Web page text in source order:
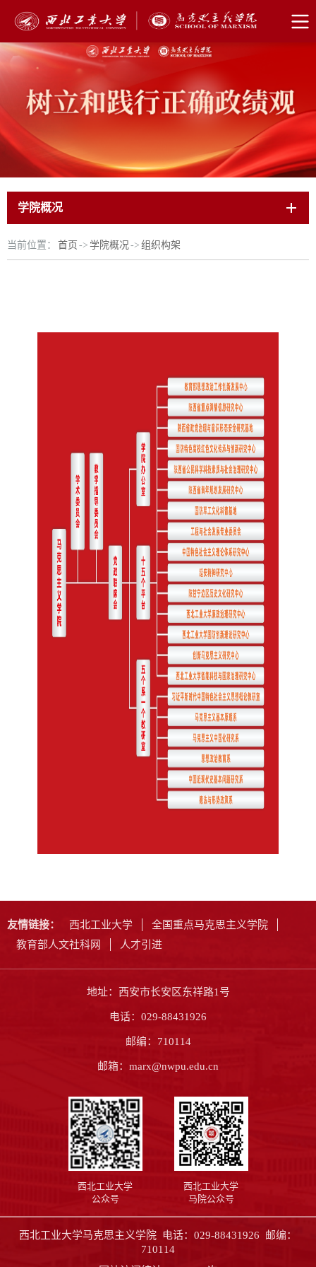
学院概况
当前位置： 首页 -> 学院概况 -> 组织构架
友情链接： 西北工业大学
全国重点马克思主义学院
教育部人文社科网
人才引进
地址：西安市长安区东祥路1号
电话：029-88431926
邮编：710114
邮箱：marx@nwpu.edu.cn
西北工业大学
公众号
西北工业大学
马院公众号
西北工业大学马克思主义学院 电话：029-88431926 邮编：
710114